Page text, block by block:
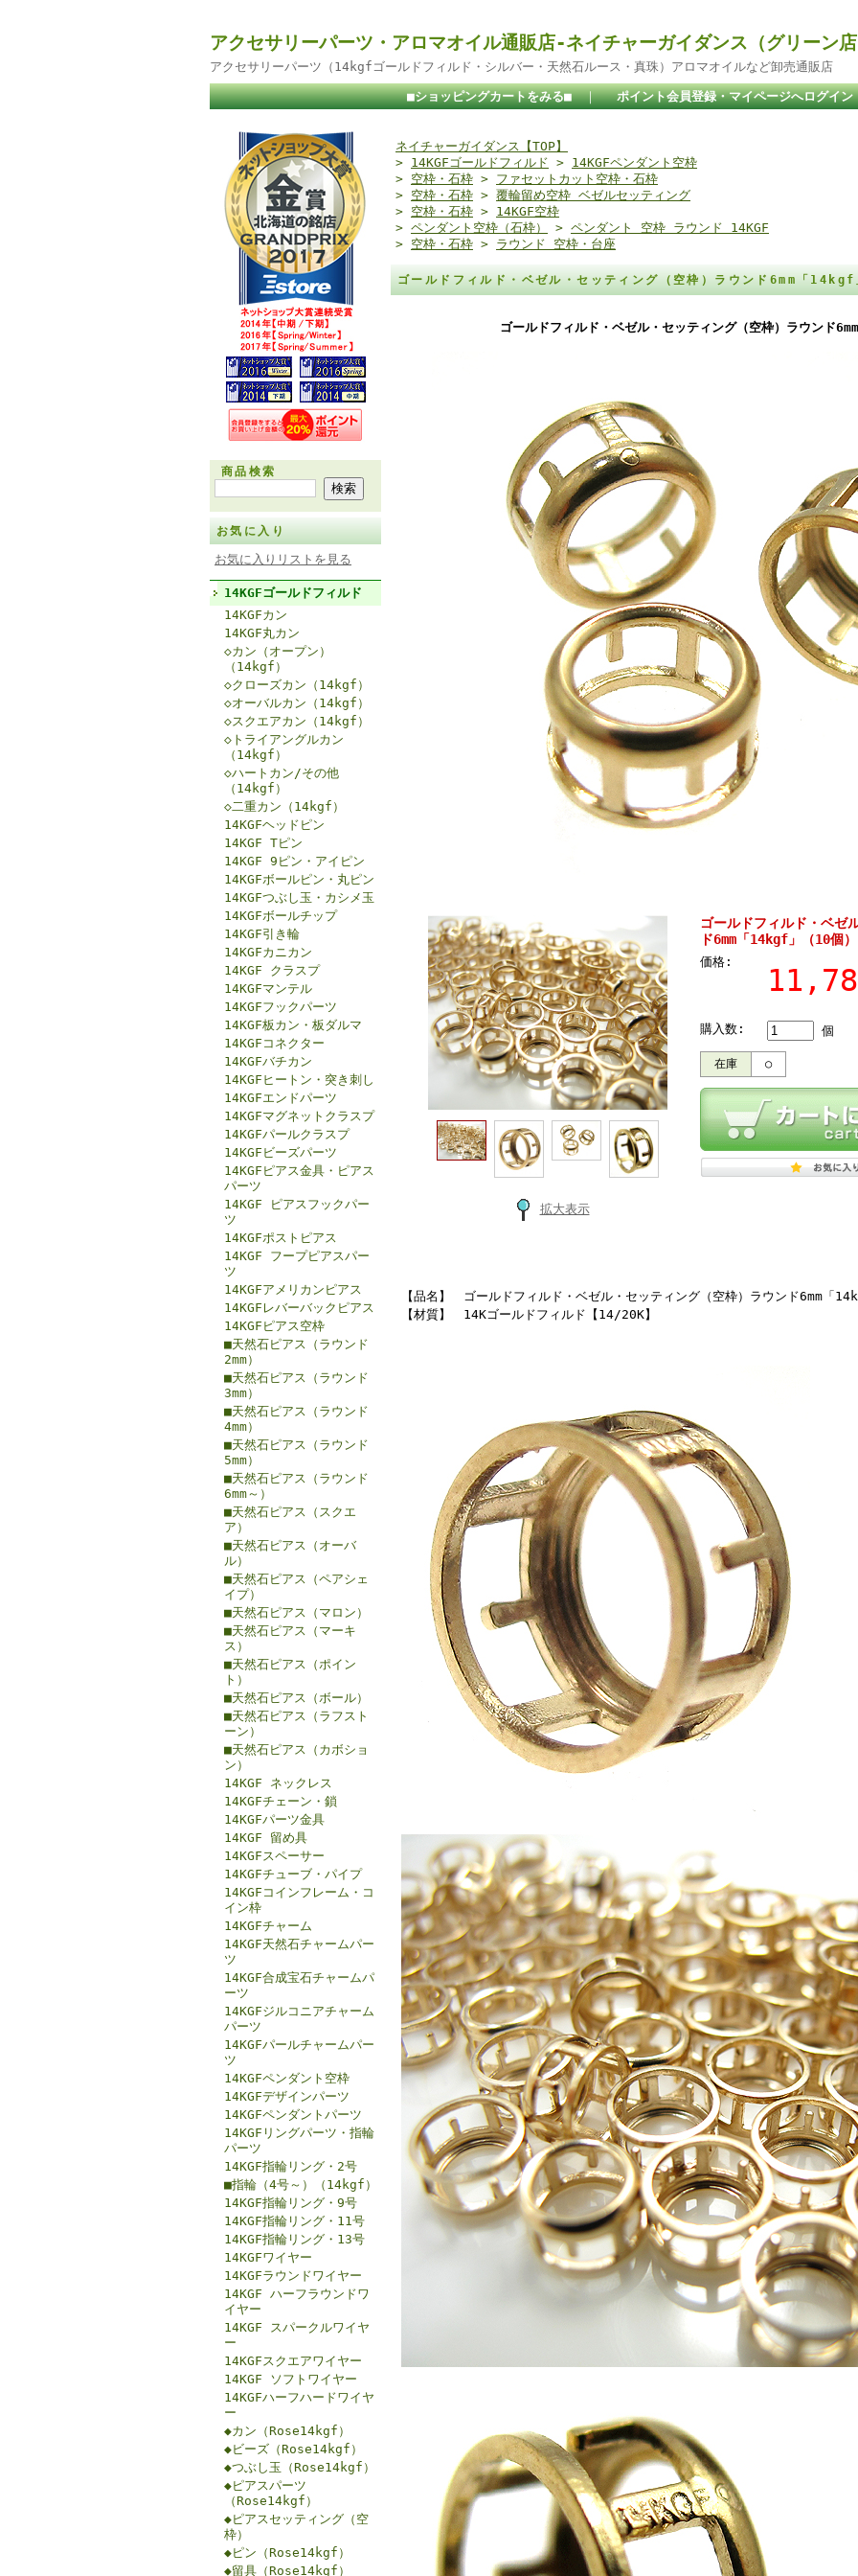
アクセサリーパーツ・アロマオイル通販店-ネイチャーガイダンス（グリーン
アクセサリーパーツ（14kgfゴールドフィルド・シルバー・天然石ルース・真珠）アロマオイルなど卸売通販店
■ショッピングカートをみる■ ｜ ポイント会員登録・マイページへログイン
商品検索
お気に入り
お気に入りリストを見る
14KGFゴールドフィルド
14KGFカン
14KGF丸カン
◇カン（オープン）
（14kgf）
◇クローズカン（14kgf）
◇オーバルカン（14kgf）
◇スクエアカン（14kgf）
◇トライアングルカン
（14kgf）
◇ハートカン/その他
（14kgf）
◇二重カン（14kgf）
14KGFヘッドピン
14KGF Tピン
14KGF 9ピン・アイピン
14KGFボールピン・丸ピン
14KGFつぶし玉・カシメ玉
14KGFボールチップ
14KGF引き輪
14KGFカニカン
14KGF クラスプ
14KGFマンテル
14KGFフックパーツ
14KGF板カン・板ダルマ
14KGFコネクター
14KGFバチカン
14KGFヒートン・突き刺し
14KGFエンドパーツ
14KGFマグネットクラスプ
14KGFパールクラスプ
14KGFビーズパーツ
14KGFピアス金具・ピアス
パーツ
14KGF ピアスフックパー
ツ
14KGFポストピアス
14KGF フープピアスパー
ツ
14KGFアメリカンピアス
14KGFレバーバックピアス
14KGFピアス空枠
■天然石ピアス（ラウンド
2mm）
■天然石ピアス（ラウンド
3mm）
■天然石ピアス（ラウンド
4mm）
■天然石ピアス（ラウンド
5mm）
■天然石ピアス（ラウンド
6mm～）
■天然石ピアス（スクエ
ア）
■天然石ピアス（オーバ
ル）
■天然石ピアス（ペアシェ
イプ）
■天然石ピアス（マロン）
■天然石ピアス（マーキ
ス）
■天然石ピアス（ポイン
ト）
■天然石ピアス（ボール）
■天然石ピアス（ラフスト
ーン）
■天然石ピアス（カボショ
ン）
14KGF ネックレス
14KGFチェーン・鎖
14KGFパーツ金具
14KGF 留め具
14KGFスペーサー
14KGFチューブ・パイプ
14KGFコインフレーム・コ
イン枠
14KGFチャーム
14KGF天然石チャームパー
ツ
14KGF合成宝石チャームパ
ーツ
14KGFジルコニアチャーム
パーツ
14KGFパールチャームパー
ツ
14KGFペンダント空枠
14KGFデザインパーツ
14KGFペンダントパーツ
14KGFリングパーツ・指輪
パーツ
14KGF指輪リング・2号
■指輪（4号～）（14kgf）
14KGF指輪リング・9号
14KGF指輪リング・11号
14KGF指輪リング・13号
14KGFワイヤー
14KGFラウンドワイヤー
14KGF ハーフラウンドワ
イヤー
14KGF スパークルワイヤ
ー
14KGFスクエアワイヤー
14KGF ソフトワイヤー
14KGFハーフハードワイヤ
ー
◆カン（Rose14kgf）
◆ビーズ（Rose14kgf）
◆つぶし玉（Rose14kgf）
◆ピアスパーツ
（Rose14kgf）
◆ピアスセッティング（空
枠）
◆ピン（Rose14kgf）
◆留具（Rose14kgf）
ネイチャーガイダンス【TOP】
> 14KGFゴールドフィルド > 14KGFペンダント空枠
> 空枠・石枠 > ファセットカット空枠・石枠
> 空枠・石枠 > 覆輪留め空枠 ベゼルセッティング
> 空枠・石枠 > 14KGF空枠
> ペンダント空枠（石枠） > ペンダント 空枠 ラウンド 14KGF
> 空枠・石枠 > ラウンド 空枠・台座
ゴールドフィルド・ベゼル・セッティング（空枠）ラウンド6mm「
ゴールドフィルド・ベゼル・セッティング（空枠）ラウンド
拡大表示
ゴールドフィルド・ベゼ
ド6mm「14kgf」（10個）
価格:
購入数: 個
在庫 ○
【品名】 ゴールドフィルド・ベゼル・セッティング（空枠）ラウンド6mm「
【材質】 14Kゴールドフィルド【14/20K】